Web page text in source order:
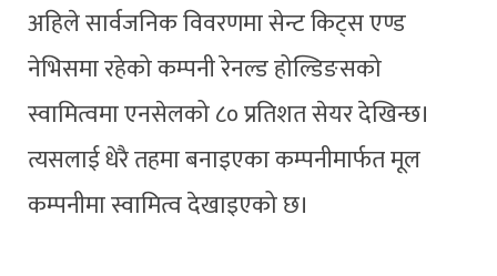
अहिले सार्वजनिक विवरणमा सेन्ट किट्स एण्ड
नेभिसमा रहेको कम्पनी रेनल्ड होल्डिङसको
स्वामित्वमा एनसेलको ८० प्रतिशत सेयर देखिन्छ।
त्यसलाई धेरै तहमा बनाइएका कम्पनीमार्फत मूल
कम्पनीमा स्वामित्व देखाइएको छ।